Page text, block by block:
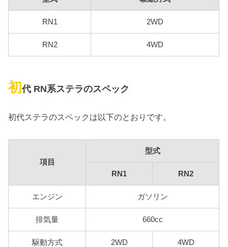
RN1 2WD
RN2 4WD
初代 RN系ステラのスペック
初代ステラのスペックは以下のとおりです。
項目
型式
RN1 RN2
エンジン ガソリン
排気量 660cc
駆動方式 2WD 4WD